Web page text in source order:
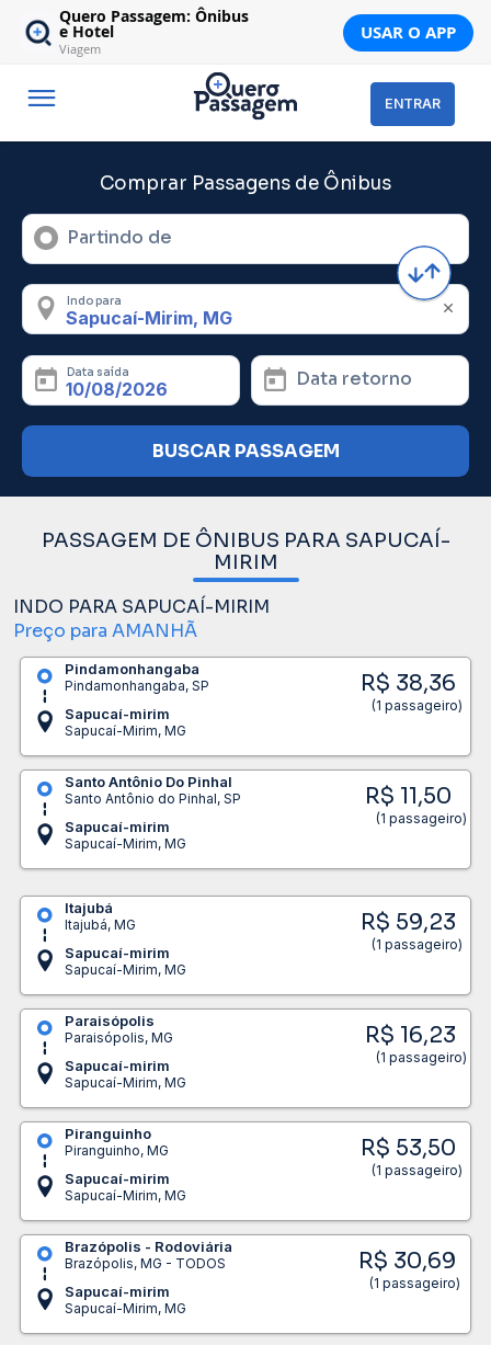
Quero Passagem: Ônibus
e Hotel
Viagem
USAR O APP
ENTRAR
Comprar Passagens de Ônibus
Partindo de
Indo para
Data saída Data retorno
BUSCAR PASSAGEM
PASSAGEM DE ÔNIBUS PARA SAPUCAÍ-
MIRIM
INDO PARA SAPUCAÍ-MIRIM
Preço para AMANHÃ
Pindamonhangaba
Pindamonhangaba, SP
Sapucaí-mirim
Sapucaí-Mirim, MG
R$ 38,36
(1 passageiro)
Santo Antônio Do Pinhal
Santo Antônio do Pinhal, SP
Sapucaí-mirim
Sapucaí-Mirim, MG
R$ 11,50
(1 passageiro)
Itajubá
Itajubá, MG
Sapucaí-mirim
Sapucaí-Mirim, MG
R$ 59,23
(1 passageiro)
Paraisópolis
Paraisópolis, MG
Sapucaí-mirim
Sapucaí-Mirim, MG
R$ 16,23
(1 passageiro)
Piranguinho
Piranguinho, MG
Sapucaí-mirim
Sapucaí-Mirim, MG
R$ 53,50
(1 passageiro)
Brazópolis - Rodoviária
Brazópolis, MG - TODOS
Sapucaí-mirim
Sapucaí-Mirim, MG
R$ 30,69
(1 passageiro)